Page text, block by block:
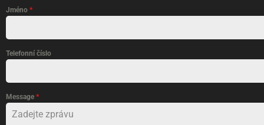
Jméno *
Telefonní číslo
Message *